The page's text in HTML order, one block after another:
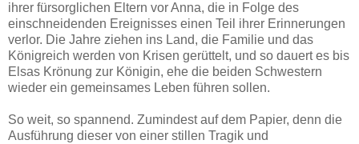
ihrer fürsorglichen Eltern vor Anna, die in Folge des
einschneidenden Ereignisses einen Teil ihrer Erinnerungen
verlor. Die Jahre ziehen ins Land, die Familie und das
Königreich werden von Krisen gerüttelt, und so dauert es bis
Elsas Krönung zur Königin, ehe die beiden Schwestern
wieder ein gemeinsames Leben führen sollen.
So weit, so spannend. Zumindest auf dem Papier, denn die
Ausführung dieser von einer stillen Tragik und